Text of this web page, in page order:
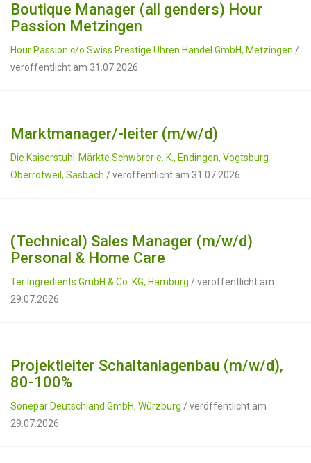
Boutique Manager (all genders) Hour
Passion Metzingen
Hour Passion c/o Swiss Prestige Uhren Handel GmbH, Metzingen /
veröffentlicht am 31.07.2026
Marktmanager/-leiter (m/w/d)
Die Kaiserstuhl-Märkte Schwörer e. K., Endingen, Vogtsburg-
Oberrotweil, Sasbach / veröffentlicht am 31.07.2026
(Technical) Sales Manager (m/w/d)
Personal & Home Care
Ter Ingredients GmbH & Co. KG, Hamburg / veröffentlicht am
29.07.2026
Projektleiter Schaltanlagenbau (m/w/d),
80-100%
Sonepar Deutschland GmbH, Würzburg / veröffentlicht am
29.07.2026